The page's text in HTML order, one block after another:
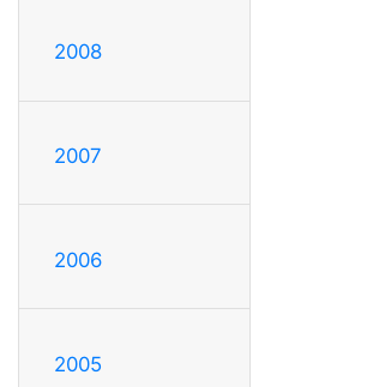
2008
2007
2006
2005